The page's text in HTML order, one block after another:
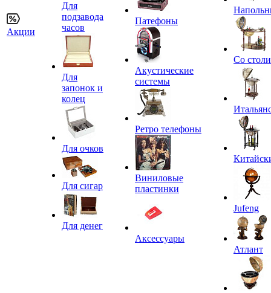
Акции
Для
подзавода
часов
Для
запонок и
колец
Для очков
Для сигар
Для денег
Патефоны
Акустические
системы
Ретро телефоны
Виниловые
пластинки
Аксессуары
Со
Jufeng
Атлант